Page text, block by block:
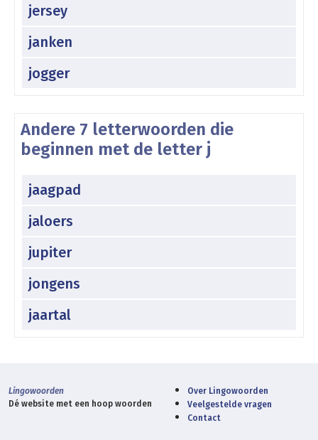
jersey
janken
jogger
Andere 7 letterwoorden die
beginnen met de letter j
jaagpad
jaloers
jupiter
jongens
jaartal
Lingowoorden
Dé website met een hoop woorden
Over Lingowoorden
Veelgestelde vragen
Contact